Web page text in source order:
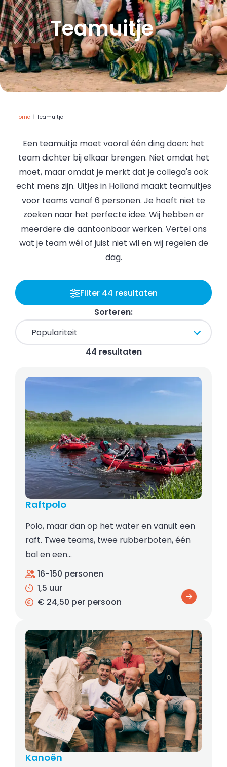
Teamuitje
Home Teamuitje
Een teamuitje moet vooral één ding doen: het
team dichter bij elkaar brengen. Niet omdat het
moet, maar omdat je merkt dat je collega's ook
echt mens zijn. Uitjes in Holland maakt teamuitjes
voor teams vanaf 6 personen. Je hoeft niet te
zoeken naar het perfecte idee. Wij hebben er
meerdere die aantoonbaar werken. Vertel ons
wat je team wél of juist niet wil en wij regelen de
dag.
Filter 44 resultaten
44 resultaten
Sorteren:
Raftpolo
Polo, maar dan op het water en vanuit een
raft. Twee teams, twee rubberboten, één
bal en een…
16-150 personen
1,5 uur
€ 24,50 per persoon
Kanoën